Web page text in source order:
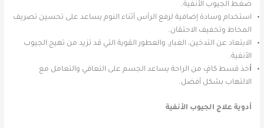
ضغط الجيوب الأنفية.
استخدام وسادة إضافية لرفع الرأس أثناء النوم يساعد على تحسين تصريف
المخاط وتخفيف الاحتقان.
الابتعاد عن التدخين، الغبار، والعطور القوية التي قد تزيد من تهيج الجيوب
الأنفية.
أخذ قسط كافٍ من الراحة يساعد الجسم على التعافي والتعامل مع
الالتهاب بشكل أفضل.
أدوية علاج الجيوب الأنفية